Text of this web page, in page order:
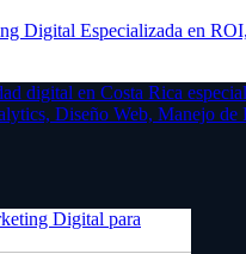
Digital Especializada en
Digital para